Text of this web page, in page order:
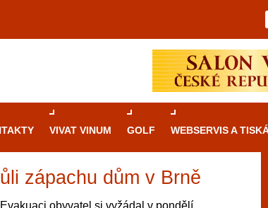
VIVAT VINUM GOLF WEBSERVIS A
zápachu dům v Brně
obyvatel si vyžádal v pondělí
Průvodcekasinovými hrami v Brně: Od
rulety po video automaty